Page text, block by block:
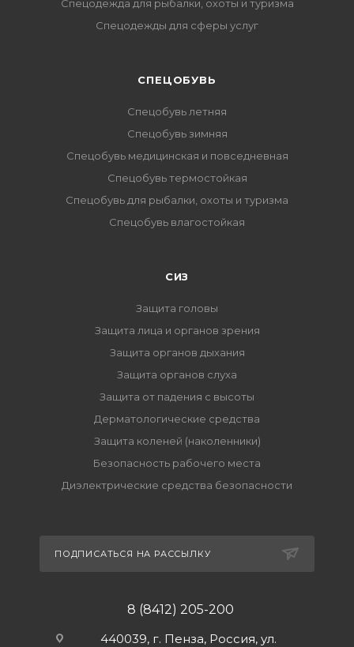
Спецодежда для рыбалки, охоты и туризма
Спецодежды для сферы услуг
CПЕЦОБУВЬ
Спецобувь летняя
Спецобувь зимняя
Спецобувь медицинская и повседневная
Спецобувь термостойкая
Спецобувь для рыбалки, охоты и туризма
Спецобувь влагостойкая
СИЗ
Защита головы
Защита лица и органов зрения
Защита органов дыхания
Защита органов слуха
Защита от падения с высоты
Дерматологические средства
Защита коленей (наколенники)
Безопасность рабочего места
Диэлектрические средства безопасности
ПОДПИСАТЬСЯ НА РАССЫЛКУ
8 (8412) 205-200
440039, г. Пенза, Россия, ул.